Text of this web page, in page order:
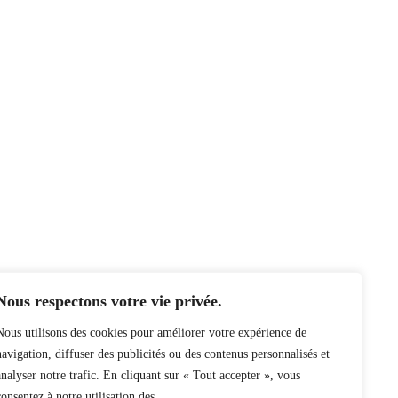
respectons votre vie privée.
utilisons des cookies pour améliorer votre expérience de
diffuser des publicités ou des contenus personnalisés et
notre trafic. En cliquant sur « Tout accepter », vous